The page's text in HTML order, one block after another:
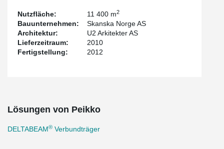
Nutzfläche: 11 400 m2
Bauunternehmen:
Skanska Norge AS
Architektur:
U2 Arkitekter AS
Lieferzeitraum:
2010
Fertigstellung:
2012
Lösungen von Peikko
DELTABEAM® Verbundträger